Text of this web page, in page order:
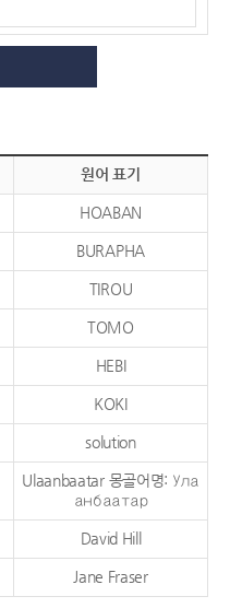
원어 표기
HOABAN
BURAPHA
TIROU
TOMO
HEBI
KOKI
solution
Ulaanbaatar 몽골어명: Ула
анбаатар
David Hill
Jane Fraser